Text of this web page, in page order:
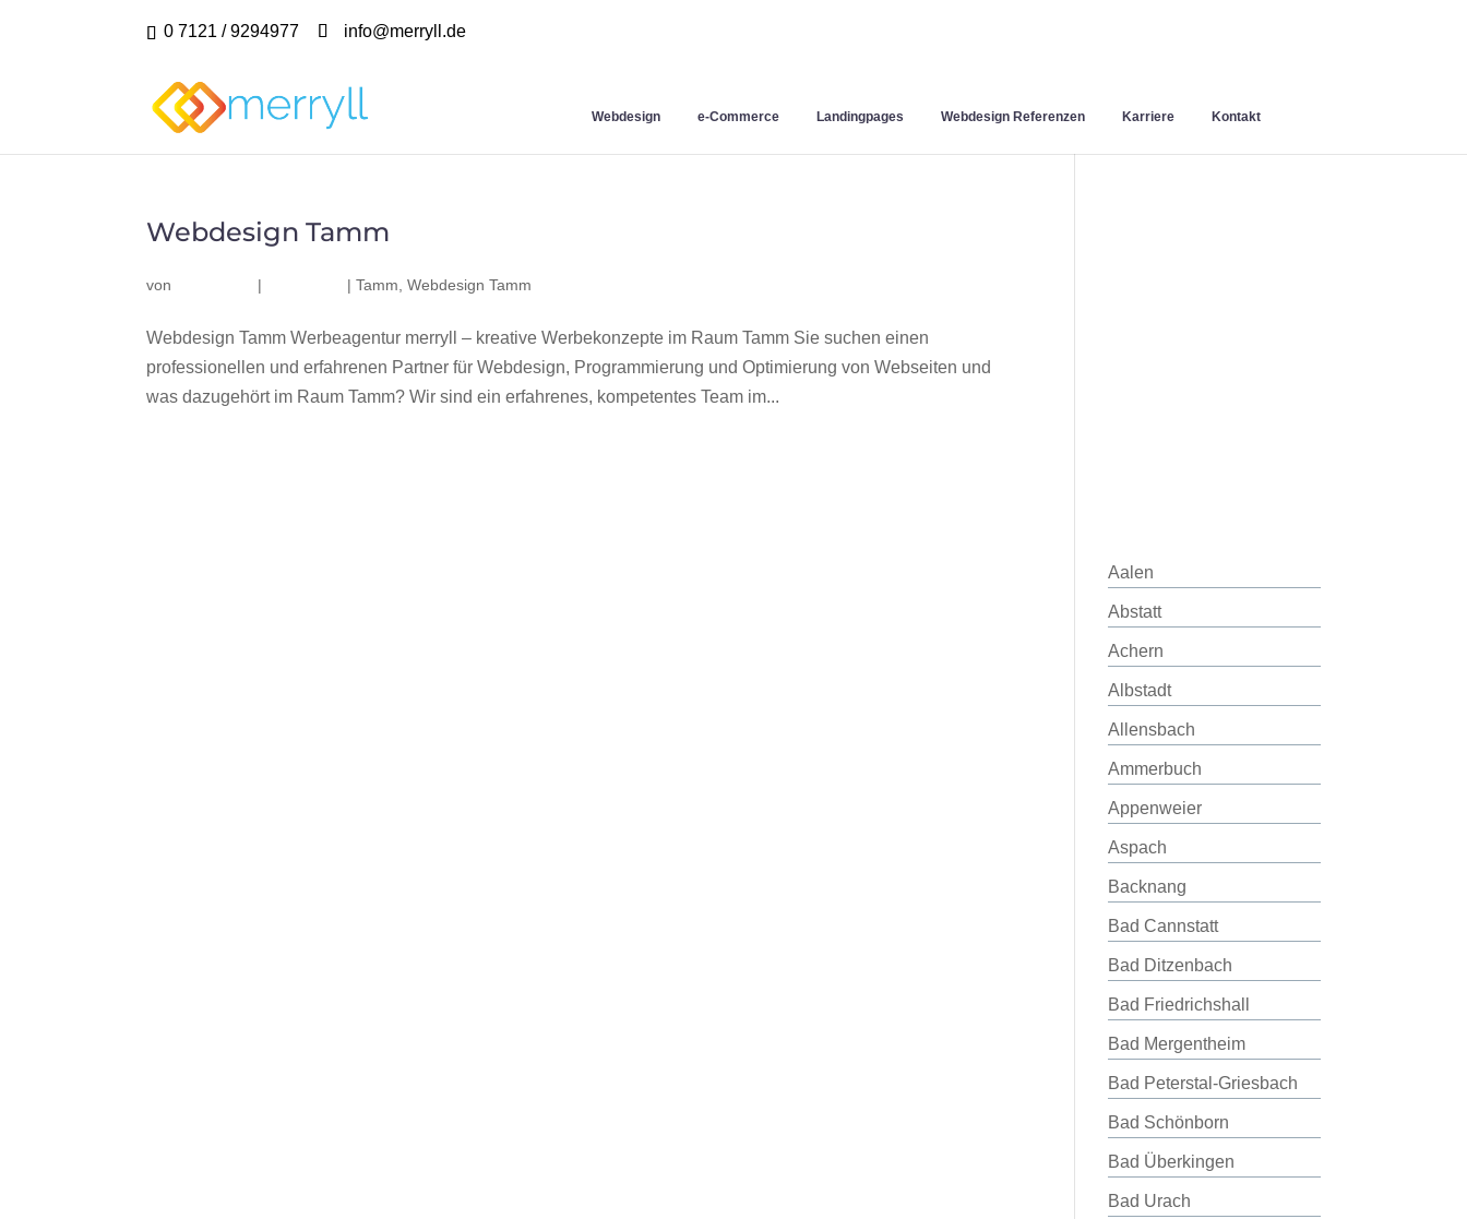
0 7121 / 9294977 info@merryll.de
Webdesign e-Commerce Landingpages Webdesign Referenzen Karriere Kontakt
Webdesign Tamm
von | |Tamm ,Webdesign Tamm
Webdesign Tamm Werbeagentur merryll – kreative Werbekonzepte im Raum Tamm Sie suchen einen
professionellen und erfahrenen Partner für Webdesign, Programmierung und Optimierung von Webseiten und
was dazugehört im Raum Tamm? Wir sind ein erfahrenes, kompetentes Team im...
Aalen
Abstatt
Achern
Albstadt
Allensbach
Ammerbuch
Appenweier
Aspach
Backnang
Bad Cannstatt
Bad Ditzenbach
Bad Friedrichshall
Bad Mergentheim
Bad Peterstal-Griesbach
Bad Schönborn
Bad Überkingen
Bad Urach